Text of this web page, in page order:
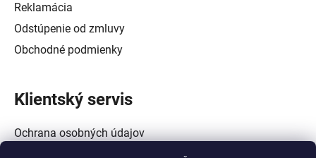
Reklamácia
Odstúpenie od zmluvy
Obchodné podmienky
Klientský servis
Ochrana osobných údajov
Alternatívne riešenie spotrebiteľských sporov